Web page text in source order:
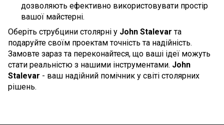
дозволяють ефективно використовувати простір
вашої майстерні.
Оберіть струбцини столярні у John Stalevar та
подаруйте своїм проектам точність та надійність.
Замовте зараз та переконайтеся, що ваші ідеї можуть
стати реальністю з нашими інструментами. John
Stalevar - ваш надійний помічник у світі столярних
рішень.